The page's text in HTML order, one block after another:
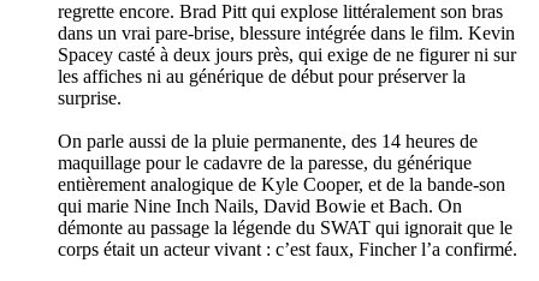
regrette encore. Brad Pitt qui explose littéralement son bras
dans un vrai pare-brise, blessure intégrée dans le film. Kevin
Spacey casté à deux jours près, qui exige de ne figurer ni sur
les affiches ni au générique de début pour préserver la
surprise.
On parle aussi de la pluie permanente, des 14 heures de
maquillage pour le cadavre de la paresse, du générique
entièrement analogique de Kyle Cooper, et de la bande-son
qui marie Nine Inch Nails, David Bowie et Bach. On
démonte au passage la légende du SWAT qui ignorait que le
corps était un acteur vivant : c’est faux, Fincher l’a confirmé.